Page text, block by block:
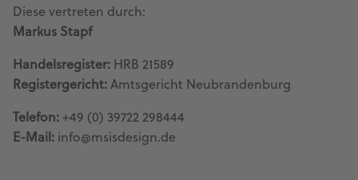
Diese vertreten durch:
Markus Stapf
Handelsregister: HRB 21589
Registergericht: Amtsgericht Neubrandenburg
Telefon: +49 (0) 39722 298444
E-Mail: info@msisdesign.de